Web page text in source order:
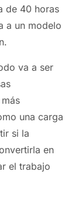
de 40 horas
a un modelo
va a ser
una carga
si la
en
el trabajo